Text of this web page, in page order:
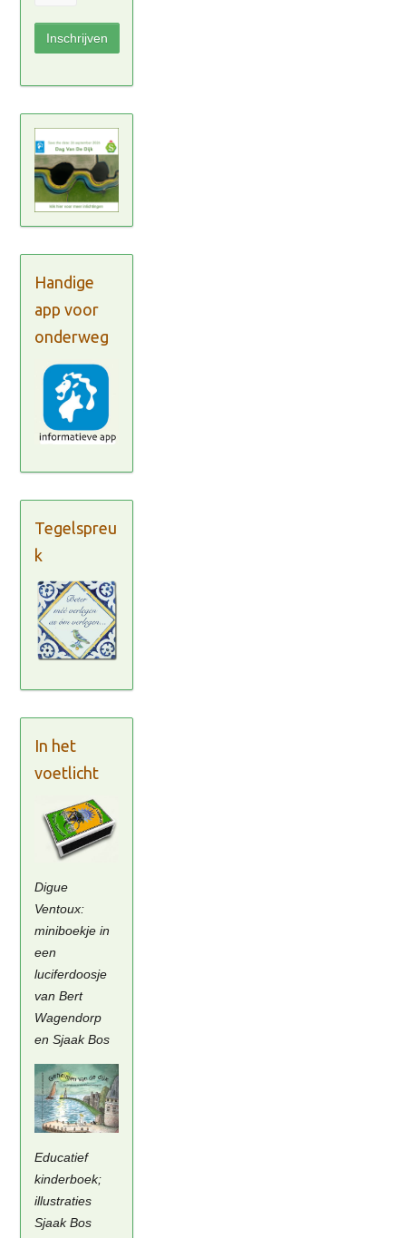
Handige
app voor
onderweg
Tegelspreu
k
In het
voetlicht
Digue
Ventoux:
miniboekje in
een
luciferdoosje
van Bert
Wagendorp
en Sjaak Bos
Educatief
kinderboek;
illustraties
Sjaak Bos